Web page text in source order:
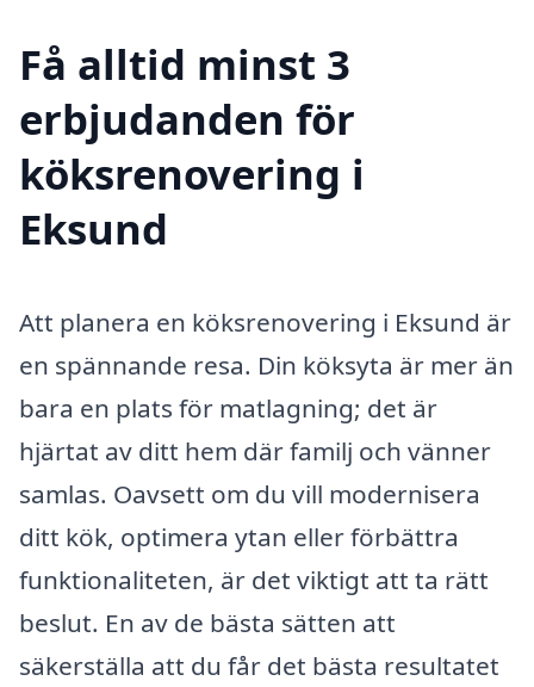
Få alltid minst 3
erbjudanden för
köksrenovering i
Eksund
Att planera en köksrenovering i Eksund är
en spännande resa. Din köksyta är mer än
bara en plats för matlagning; det är
hjärtat av ditt hem där familj och vänner
samlas. Oavsett om du vill modernisera
ditt kök, optimera ytan eller förbättra
funktionaliteten, är det viktigt att ta rätt
beslut. En av de bästa sätten att
säkerställa att du får det bästa resultatet